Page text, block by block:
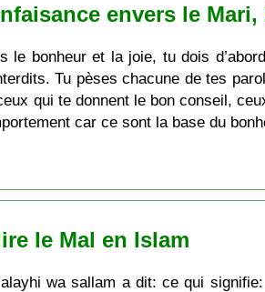
envers le
bonheur et la joie, tu dois
Tu pèses chacune de tes
qui te donnent le bon conseil,
car ce sont la base du
le Mal en Islam
wa sallam a dit: ce qui